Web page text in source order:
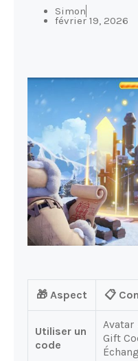
Simon
février 19, 2026
🎁 Aspect 📋
Utiliser un
code
Gift